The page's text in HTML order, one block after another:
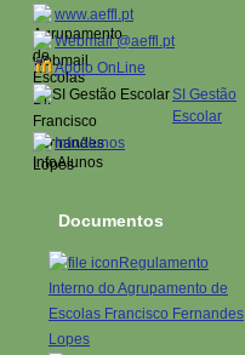
www.aeffl.pt
Webmail @aeffl.pt
Apoio OnLine
SI Gestão
Escolar
InfoAlunos
Documentos
Regulamento
Interno do Agrupamento de
Escolas Francisco Fernandes
Lopes